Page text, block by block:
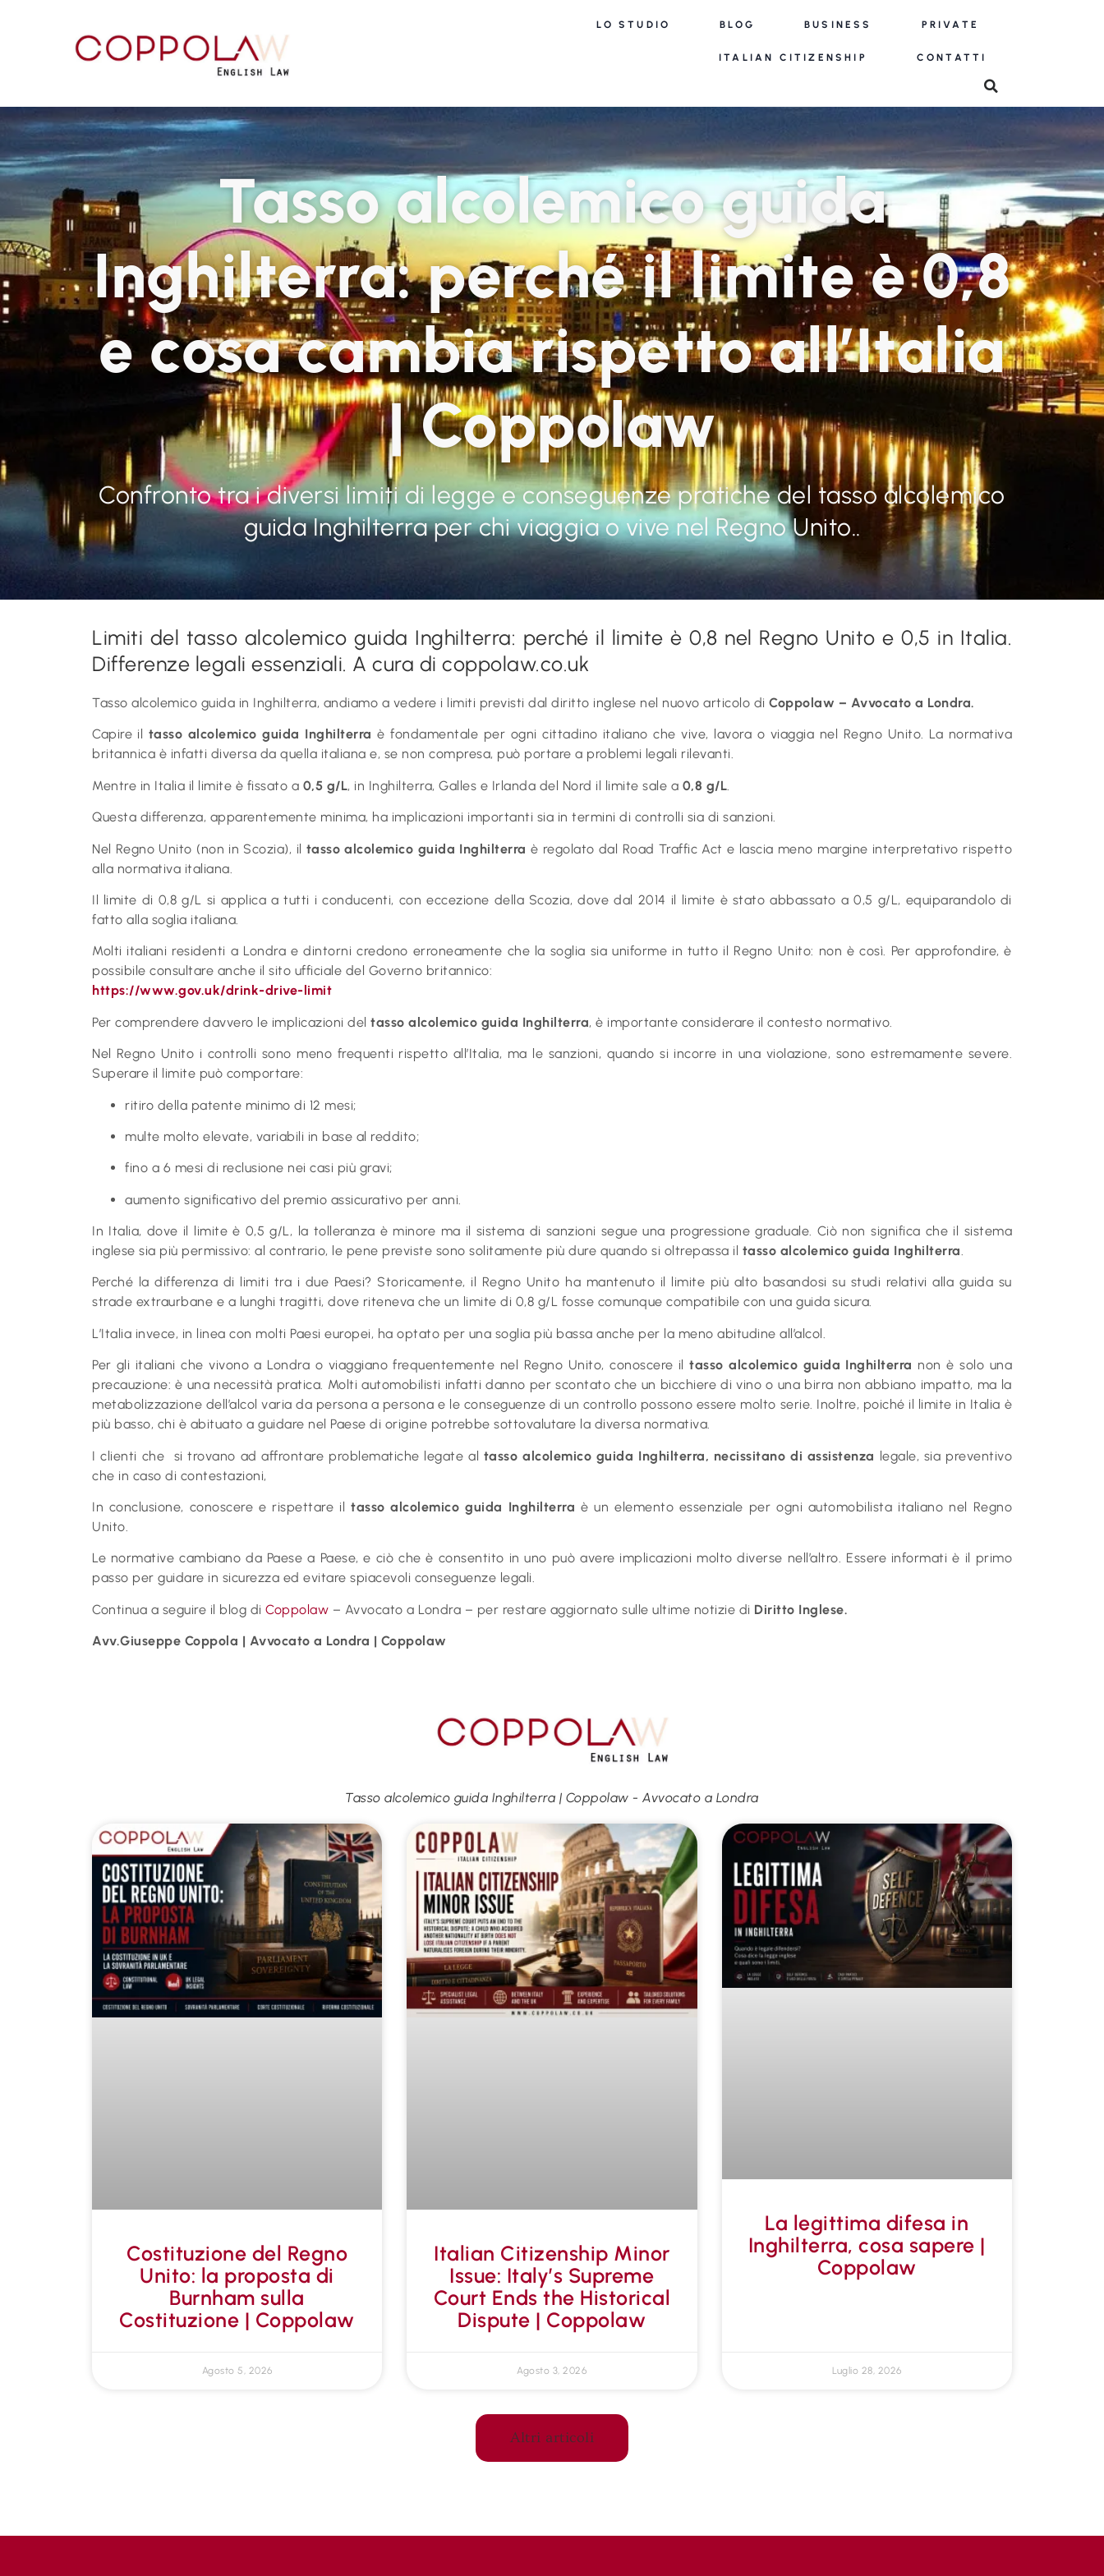
LO STUDIO BLOG BUSINESS PRIVATE
ITALIAN CITIZENSHIP CONTATTI
Tasso alcolemico guida
Inghilterra: perché il limite è 0,8
e cosa cambia rispetto all’Italia
| Coppolaw
Confronto tra i diversi limiti di legge e conseguenze pratiche del tasso alcolemico
guida Inghilterra per chi viaggia o vive nel Regno Unito..
Limiti del tasso alcolemico guida Inghilterra: perché il limite è 0,8 nel Regno Unito e 0,5 in Italia.
Differenze legali essenziali. A cura di coppolaw.co.uk
Tasso alcolemico guida in Inghilterra, andiamo a vedere i limiti previsti dal diritto inglese nel nuovo articolo di Coppolaw – Avvocato a Londra.
Capire il tasso alcolemico guida Inghilterra è fondamentale per ogni cittadino italiano che vive, lavora o viaggia nel Regno Unito. La normativa
britannica è infatti diversa da quella italiana e, se non compresa, può portare a problemi legali rilevanti.
Mentre in Italia il limite è fissato a 0,5 g/L, in Inghilterra, Galles e Irlanda del Nord il limite sale a 0,8 g/L
Questa differenza, apparentemente minima, ha implicazioni importanti sia in termini di controlli sia di sanzioni.
Nel Regno Unito (non in Scozia), il tasso alcolemico guida Inghilterra è regolato dal Road Traffic Act e lascia meno margine interpretativo rispetto
alla normativa italiana.
Il limite di 0,8 g/L si applica a tutti i conducenti, con eccezione della Scozia, dove dal 2014 il limite è stato abbassato a 0,5 g/L, equiparandolo di
fatto alla soglia italiana.
Molti italiani residenti a Londra e dintorni credono erroneamente che la soglia sia uniforme in tutto il Regno Unito: non è così. Per approfondire, è
possibile consultare anche il sito ufficiale del Governo britannico:
https://www.gov.uk/drink-drive-limit
Per comprendere davvero le implicazioni del tasso alcolemico guida Inghilterra, è importante considerare il contesto normativo.
Nel Regno Unito i controlli sono meno frequenti rispetto all’Italia, ma le sanzioni, quando si incorre in una violazione, sono estremamente severe.
Superare il limite può comportare:
ritiro della patente minimo di 12 mesi;
multe molto elevate, variabili in base al reddito;
fino a 6 mesi di reclusione nei casi più gravi;
aumento significativo del premio assicurativo per anni.
In Italia, dove il limite è 0,5 g/L, la tolleranza è minore ma il sistema di sanzioni segue una progressione graduale. Ciò non significa che il sistema
inglese sia più permissivo: al contrario, le pene previste sono solitamente più dure quando si oltrepassa il tasso alcolemico guida Inghilterra.
Perché la differenza di limiti tra i due Paesi? Storicamente, il Regno Unito ha mantenuto il limite più alto basandosi su studi relativi alla guida su
strade extraurbane e a lunghi tragitti, dove riteneva che un limite di 0,8 g/L fosse comunque compatibile con una guida sicura.
L’Italia invece, in linea con molti Paesi europei, ha optato per una soglia più bassa anche per la meno abitudine all’alcol.
Per gli italiani che vivono a Londra o viaggiano frequentemente nel Regno Unito, conoscere iltasso alcolemico guida Inghilterra non è solo una
precauzione: è una necessità pratica. Molti automobilisti infatti danno per scontato che un bicchiere di vino o una birra non abbiano impatto, ma la
metabolizzazione dell’alcol varia da persona a persona e le conseguenze di un controllo possono essere molto serie. Inoltre, poiché il limite in Italia è
più basso, chi è abituato a guidare nel Paese di origine potrebbe sottovalutare la diversa normativa.
I clienti che si trovano ad affrontare problematiche legate al tasso alcolemico guida Inghilterra, necissitano di assistenza legale, sia preventivo
che in caso di contestazioni,
In conclusione, conoscere e rispettare iltasso alcolemico guida Inghilterra è un elemento essenziale per ogni automobilista italiano nel Regno
Unito.
Le normative cambiano da Paese a Paese, e ciò che è consentito in uno può avere implicazioni molto diverse nell’altro. Essere informati è il primo
passo per guidare in sicurezza ed evitare spiacevoli conseguenze legali.
Continua a seguire il blog di Coppolaw – Avvocato a Londra – per restare aggiornato sulle ultime notizie di Diritto Inglese.
Avv.Giuseppe Coppola | Avvocato a Londra | Coppolaw
Tasso alcolemico guida Inghilterra | Coppolaw - Avvocato a Londra
Costituzione del Regno
Unito: la proposta di
Burnham sulla
Costituzione | Coppolaw
Agosto 5, 2026
Italian Citizenship Minor
Issue: Italy’s Supreme
Court Ends the Historical
Dispute | Coppolaw
Agosto 3, 2026
La legittima difesa in
Inghilterra, cosa sapere |
Coppolaw
Luglio 28, 2026
Altri articoli